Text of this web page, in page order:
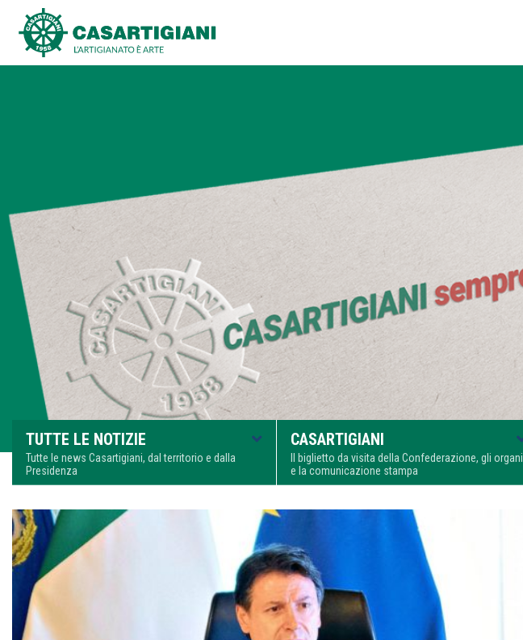
TUTTE LE NOTIZIE
Tutte le news Casartigiani, dal territorio e dalla
Presidenza
CASARTIGIANI
Il biglietto da visita della Confederazione, gli organi
e la comunicazione stampa